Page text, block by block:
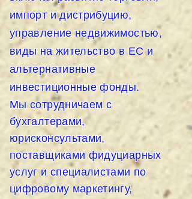
импорт и дистрибуцию,
управление недвижимостью,
виды на жительство в ЕС и
альтернативные
инвестиционные фонды.
Мы сотрудничаем с
бухгалтерами,
юрисконсультами,
поставщиками фидуциарных
услуг и специалистами по
цифровому маркетингу,